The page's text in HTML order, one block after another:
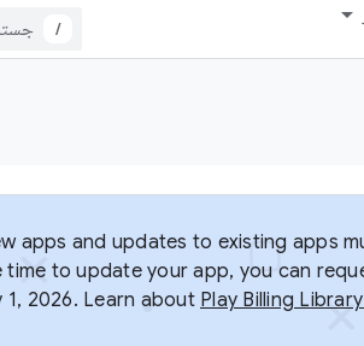
/
apps and updates to existing apps
to update your app, you can
1, 2026. Learn about Play Billing